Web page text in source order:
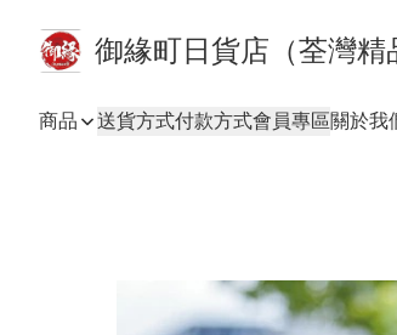
御緣町日貨店（荃灣精
商品 送貨方式付款方式會員專區關於我